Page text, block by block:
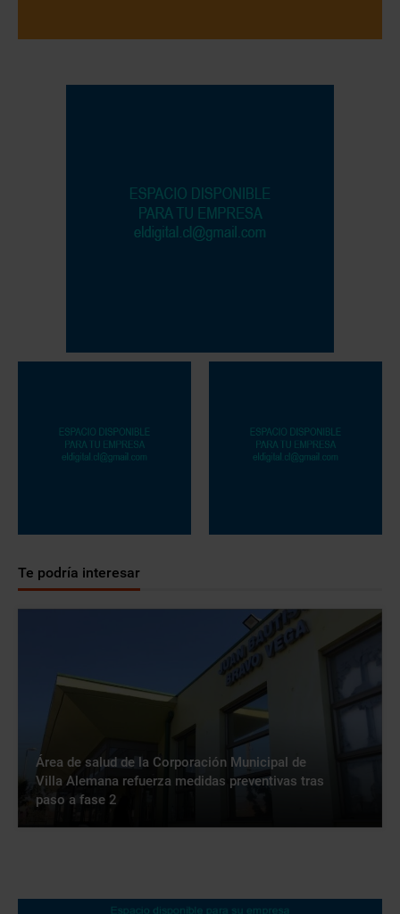
Te podría interesar
Área de salud de la Corporación Municipal de
Villa Alemana refuerza medidas preventivas tras
paso a fase 2